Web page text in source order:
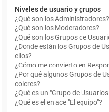
Niveles de usuario y grupos
¿Qué son los Administradores?
¿Qué son los Moderadores?
¿Qué son los Grupos de
¿Donde están los Grupos de
ellos?
¿Cómo me convierto en
¿Por qué algunos Grupos de
colores?
¿Qué es un "Grupo de
¿Qué es el enlace "El equipo"?